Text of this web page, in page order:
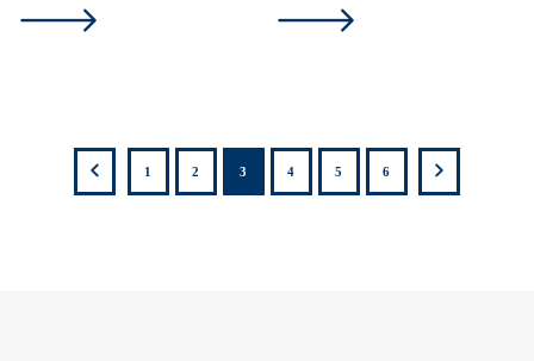
zutück
1 2 3 4 5 6
weiter